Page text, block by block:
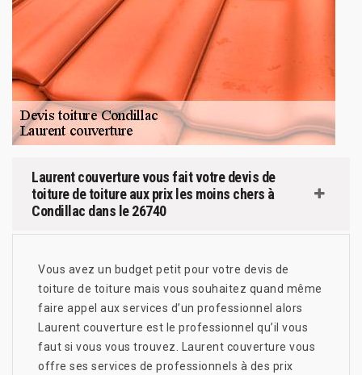
Laurent couverture vous fait votre devis de
toiture de toiture aux prix les moins chers à
Condillac dans le 26740
Vous avez un budget petit pour votre devis de
toiture de toiture mais vous souhaitez quand même
faire appel aux services d’un professionnel alors
Laurent couverture est le professionnel qu’il vous
faut si vous vous trouvez. Laurent couverture vous
offre ses services de professionnels à des prix